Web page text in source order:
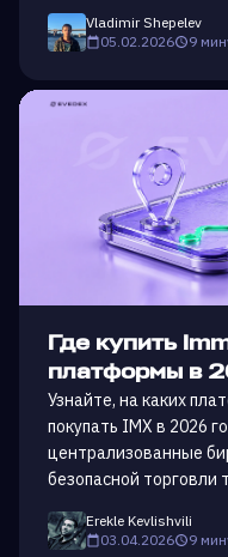
Vladimir Shepelev
05.02.2026
9
Где купить
платформы в
Узнайте, на каких
покупать IMX в 2026
централизованные
безопасной торговли
Erekle Kevlishvili
03.04.2026
9